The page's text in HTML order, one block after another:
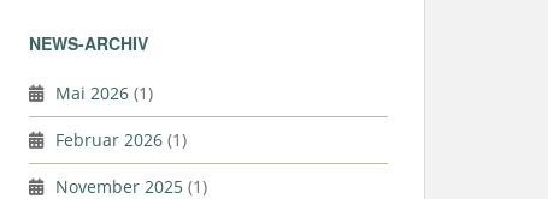
NEWS-ARCHIV
Mai 2026 (1)
Februar 2026 (1)
November 2025 (1)